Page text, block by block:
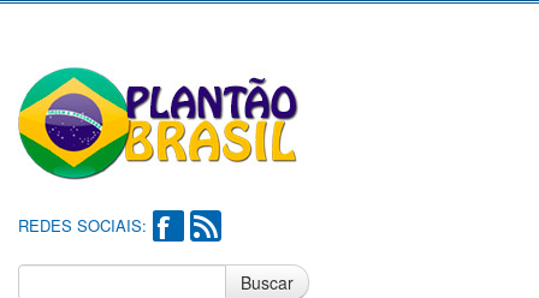
REDES SOCIAIS:
Buscar